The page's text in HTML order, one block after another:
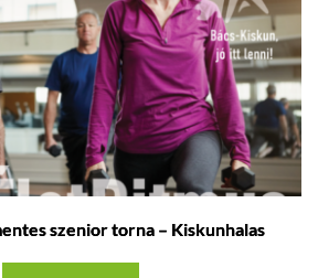
szenior torna – Kiskunhalas